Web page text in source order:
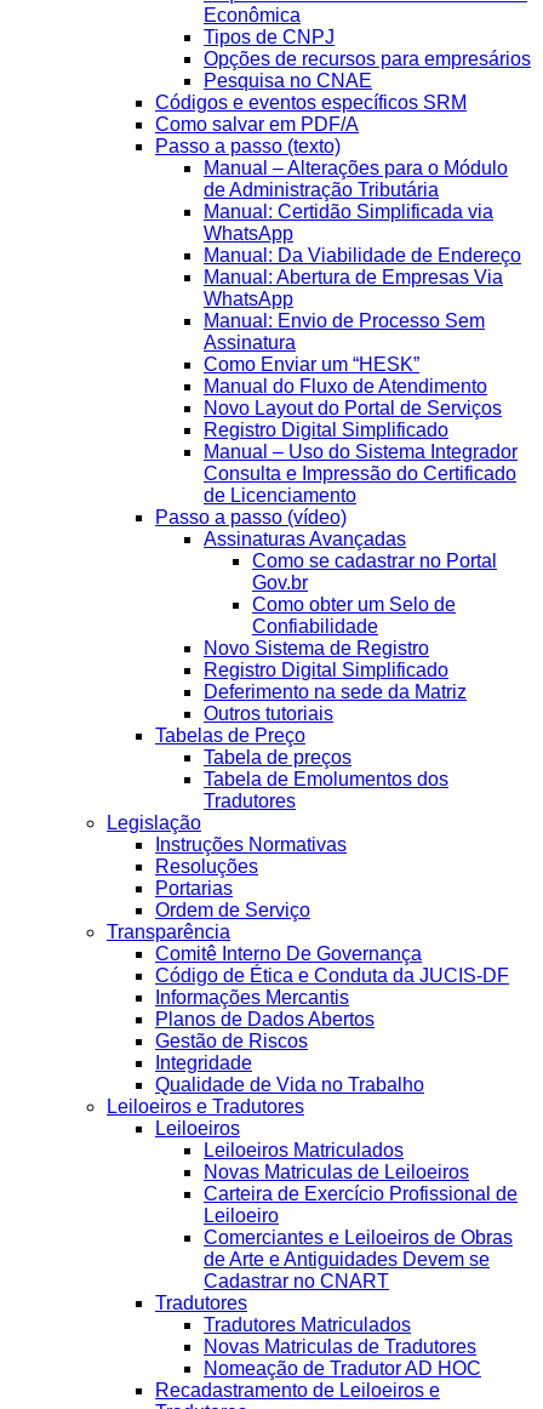
Econômica
Tipos de CNPJ
Opções de recursos para empresários
Pesquisa no CNAE
Códigos e eventos específicos SRM
Como salvar em PDF/A
Passo a passo (texto)
Manual – Alterações para o Módulo
de Administração Tributária
Manual: Certidão Simplificada via
WhatsApp
Manual: Da Viabilidade de Endereço
Manual: Abertura de Empresas Via
WhatsApp
Manual: Envio de Processo Sem
Assinatura
Como Enviar um “HESK”
Manual do Fluxo de Atendimento
Novo Layout do Portal de Serviços
Registro Digital Simplificado
Manual – Uso do Sistema Integrador
Consulta e Impressão do Certificado
de Licenciamento
Passo a passo (vídeo)
Assinaturas Avançadas
Como se cadastrar no Portal
Gov.br
Como obter um Selo de
Confiabilidade
Novo Sistema de Registro
Registro Digital Simplificado
Deferimento na sede da Matriz
Outros tutoriais
Tabelas de Preço
Tabela de preços
Tabela de Emolumentos dos
Tradutores
Legislação
Instruções Normativas
Resoluções
Portarias
Ordem de Serviço
Transparência
Comitê Interno De Governança
Código de Ética e Conduta da JUCIS-DF
Informações Mercantis
Planos de Dados Abertos
Gestão de Riscos
Integridade
Qualidade de Vida no Trabalho
Leiloeiros e Tradutores
Leiloeiros
Leiloeiros Matriculados
Novas Matriculas de Leiloeiros
Carteira de Exercício Profissional de
Leiloeiro
Comerciantes e Leiloeiros de Obras
de Arte e Antiguidades Devem se
Cadastrar no CNART
Tradutores
Tradutores Matriculados
Novas Matriculas de Tradutores
Nomeação de Tradutor AD HOC
Recadastramento de Leiloeiros e